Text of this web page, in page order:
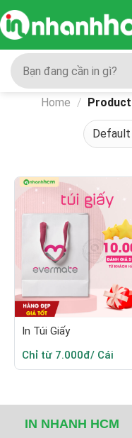
Skip
to
content
Search
for:
Home /
In Túi Giấy
Chỉ từ 7.000đ/ Cái
IN NHANH HCM